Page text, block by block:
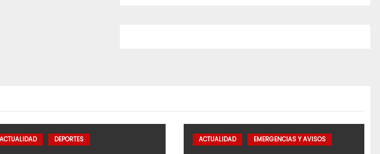
ACTUALIDAD DEPORTES ACTUALIDAD EMERGENCIAS Y AVISOS